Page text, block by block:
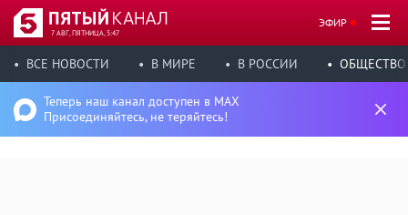
7 АВГ, ПЯТНИЦА, 5:47
ЭФИР
ВСЕ НОВОСТИ В МИРЕ В РОССИИ ОБЩЕСТВО
Теперь наш канал доступен в MAX
Присоединяйтесь, не теряйтесь!